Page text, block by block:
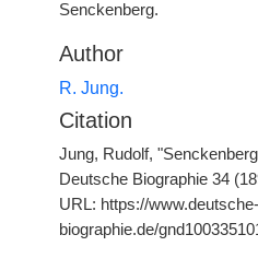
Senckenberg.
Author
R. Jung.
Citation
Jung, Rudolf,
Deutsche Biographie 34
URL: https://www.deutsche-
biographie.de/